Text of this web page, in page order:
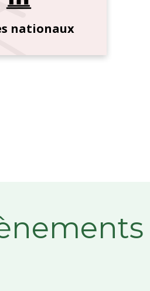
nationaux